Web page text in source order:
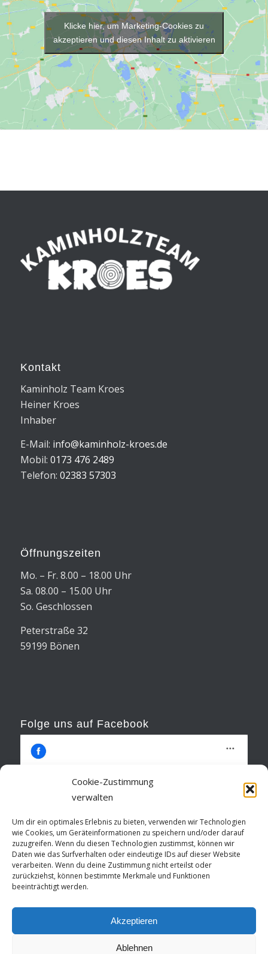
Cookie-Zustimmung
verwalten
Um dir ein optimales Erlebnis zu bieten, verwenden wir Technologien
wie Cookies, um Geräteinformationen zu speichern und/oder darauf
zuzugreifen. Wenn du diesen Technologien zustimmst, können wir
Daten wie das Surfverhalten oder eindeutige IDs auf dieser Website
verarbeiten. Wenn du deine Zustimmung nicht erteilst oder
zurückziehst, können bestimmte Merkmale und Funktionen
beeinträchtigt werden.
Akzeptieren
Ablehnen
Klicke hier, um Marketing-Cookies zu
akzeptieren und diesen Inhalt zu aktivieren
Kontakt
Kaminholz Team Kroes
Heiner Kroes
Inhaber
E-Mail: info@kaminholz-kroes.de
Mobil: 0173 476 2489
Telefon: 02383 57303
Öffnungszeiten
Mo. – Fr. 8.00 – 18.00 Uhr
Sa. 08.00 – 15.00 Uhr
So. Geschlossen
Peterstraße 32
59199 Bönen
Folge uns auf Facebook
akzeptieren und diesen Inhalt zu aktivieren